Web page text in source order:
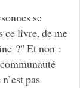
se
ce livre, de me
?" Et non :
pas